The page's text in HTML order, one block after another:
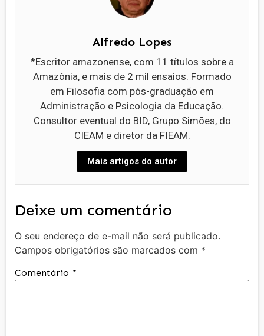
Alfredo Lopes
*Escritor amazonense, com 11 títulos sobre a
Amazônia, e mais de 2 mil ensaios. Formado
em Filosofia com pós-graduação em
Administração e Psicologia da Educação.
Consultor eventual do BID, Grupo Simões, do
CIEAM e diretor da FIEAM.
Mais artigos do autor
Deixe um comentário
O seu endereço de e-mail não será publicado.
Campos obrigatórios são marcados com *
Comentário *